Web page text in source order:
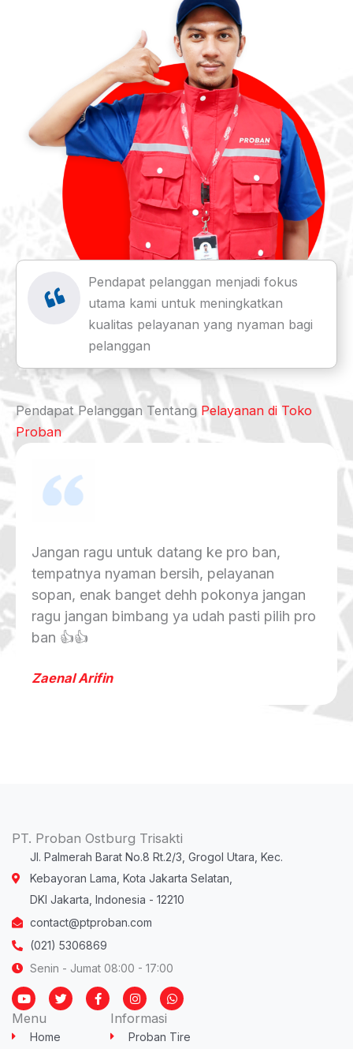
Pendapat pelanggan menjadi fokus
utama kami untuk meningkatkan
kualitas pelayanan yang nyaman bagi
pelanggan
Pendapat Pelanggan Tentang Pelayanan di Toko
Proban
Mantap ganti ban sekalian ganti oli di
proban original semua, udah beberapa kali
ke sini mekaniknya ramah baik sopan
pokoknya puas banget merasa dilayani
sepenuh hati.
Sandi Kurnia Nurcahyadi
PT. Proban Ostburg Trisakti
Jl. Palmerah Barat No.8 Rt.2/3, Grogol Utara, Kec.
Kebayoran Lama, Kota Jakarta Selatan,
DKI Jakarta, Indonesia - 12210
contact@ptproban.com
(021) 5306869
Senin - Jumat 08:00 - 17:00
Y
o
u
t
T
w
i
e
F
a
c
I
n
s
t
a
g
W
h
a
s
a
Menu
Home
Informasi
Proban Tire